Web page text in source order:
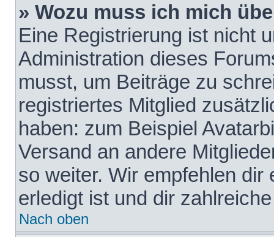
» Wozu muss ich mich
Eine Registrierung ist nicht
Administration dieses
musst, um Beiträge zu
registriertes Mitglied
haben: zum Beispiel
Versand an andere
so weiter. Wir empfehlen
erledigt ist und dir
Nach oben